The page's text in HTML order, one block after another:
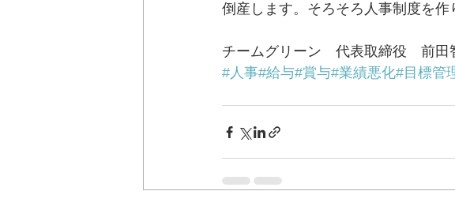
倒産します。そろそろ人事制度を作
チームグリーン　代表取締役　前田
#人事#給与#賞与#業績悪化#目標管